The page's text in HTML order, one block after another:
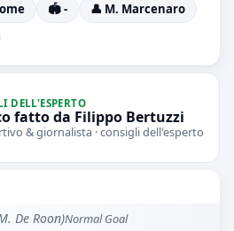
🏟️ -
👤 M. Marcenaro
DELL'ESPERTO
fatto da Filippo Bertuzzi
& giornalista · consigli dell'esperto
De Roon)Normal Goal